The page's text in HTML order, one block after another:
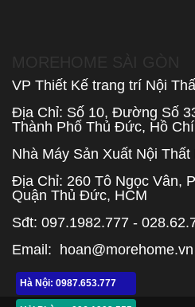
Hà Nội: 0987.653.777
VP Thiết Kế trang trí Nội
Địa Chỉ: Số 10, Đường Số
Thành Phố Thủ Đức, Hồ
Nhà Máy Sản Xuất Nội Thất
Địa Chỉ: 260 Tô Ngọc Vân,
Quận Thủ Đức, HCM
Sđt: 097.1982.777 -
Email: hoan@morehome.vn